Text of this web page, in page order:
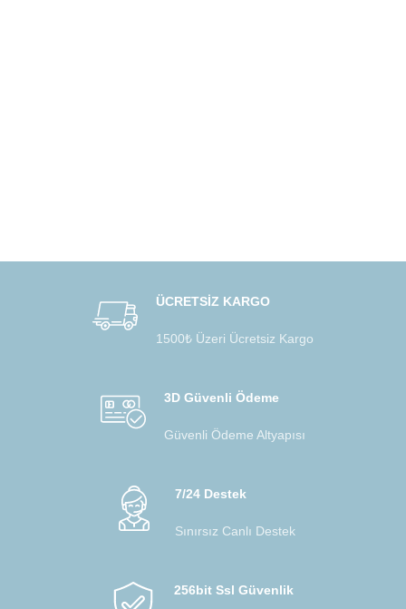
ÜCRETSİZ KARGO
1500₺ Üzeri Ücretsiz Kargo
3D Güvenli Ödeme
Güvenli Ödeme Altyapısı
7/24 Destek
Sınırsız Canlı Destek
256bit Ssl Güvenlik